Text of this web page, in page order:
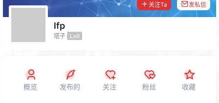
lfp
塔子 Lv0
关注Ta 发私信
概览 发布的 关注 粉丝 收藏